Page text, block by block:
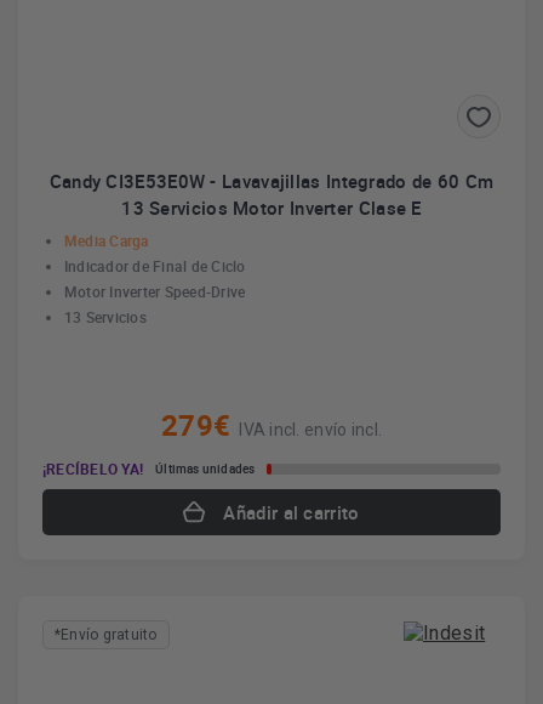
Candy CI3E53E0W - Lavavajillas Integrado de 60 Cm
13 Servicios Motor Inverter Clase E
Media Carga
Indicador de Final de Ciclo
Motor Inverter Speed-Drive
13 Servicios
279€
IVA incl. envío incl.
¡RECÍBELO YA!
Últimas unidades
Añadir al carrito
*Envío gratuito